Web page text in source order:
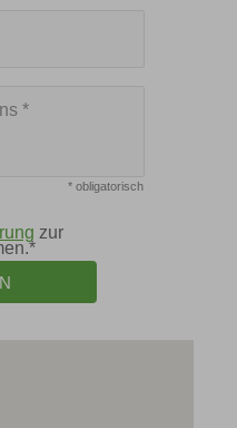
*
zur
* obligatorisch